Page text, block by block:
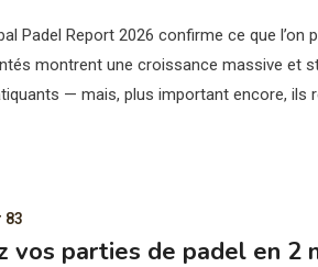
Padel Report 2026 confirme ce que
montrent une croissance massive et
— mais, plus important encore, ils
83
vos parties de padel en 2